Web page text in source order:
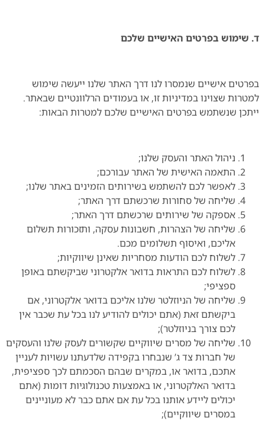
ד. שימוש בפרטים האישיים שלכם
בפרטים אישיים שנמסרו לנו דרך האתר שלנו ייעשה שימוש
למטרות שצוינו במדיניות זו, או בעמודים הרלוונטיים שבאתר.
ייתכן שנשתמש בפרטים האישיים שלכם למטרות הבאות:
ניהול האתר והעסק שלנו;
התאמה האישית של האתר עבורכם;
לאפשר לכם להשתמש בשירותים הזמינים באתר שלנו;
שליחה של סחורות שרכשתם דרך האתר;
אספקה של שירותים שרכשתם דרך האתר;
שליחה של הצהרות, חשבונות עסקה, ותזכורות תשלום
אליכם, ואיסוף תשלומים מכם.
לשלוח לכם הודעות מסחריות שאינן שיווקיות;
לשלוח לכם התראות בדואר אלקטרוני שביקשתם באופן
ספציפי;
שליחה של הניוזלטר שלנו אליכם בדואר אלקטרוני, אם
ביקשתם זאת (אתם יכולים להודיע לנו בכל עת שכבר אין
לכם צורך בניוזלטר);
שליחה של מסרים שיווקיים שקשורים לעסק שלנו והעסקים
של חברות צד ג’ שנבחרו בקפידה שלדעתנו עשויות לעניין
אתכם, בדואר או, במקרים שבהם הסכמתם לכך ספציפית,
בדואר האלקטרוני, או באמצעות טכנולוגיות דומות (אתם
יכולים ליידע אותנו בכל עת אם אתם כבר לא מעוניינים
במסרים שיווקיים);